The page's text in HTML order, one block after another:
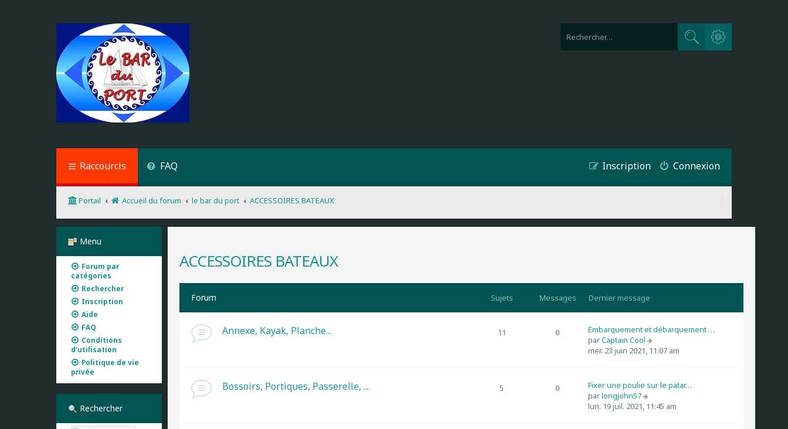
Rechercher
Recherche avancée
Raccourcis FAQ Connexion
Inscription
Portail Accueil du forum le bar du port ACCESSOIRES BATEAUX
ACCESSOIRES BATEAUX
Forum Sujets Messages Dernier message
Annexe, Kayak, Planche... 11 0
Embarquement et débarquement …
parCaptain Cool
o
u
t
mer. 23 juin 2021, 11:07 am
Bossoirs, Portiques, Passerelle, ... 5 0
Fixer une poulie sur le patar…
parlongjohn57
o
lun. 19 juil. 2021, 11:45 am
Menu
Forum par
catégories
Rechercher
Inscription
Aide
FAQ
Conditions
d’utilisation
Politique de vie
privée
Rechercher